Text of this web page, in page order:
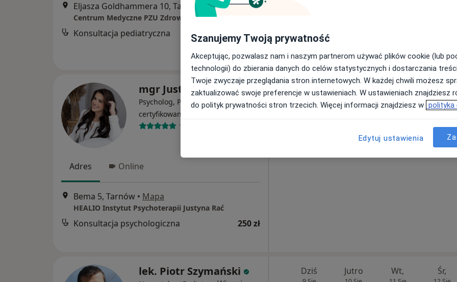
Eljasza Goldhammera 10, Tarnów Mapa
Konsultacja pediatryczna 230 zł
mgr Justyna Rać
Psycholog, Psychoterapeuta
certyfikowany
176 opinii
Adres Online
Bema 5, Tarnów • Mapa
HEALIO Instytut Psychoterapii Justyna Rać
Konsultacja psychologiczna 250 zł
Dziś Jutro Wt, Śr,
12 Sie
Umawianie online nie jest dostępne
lek. Piotr Szymański Dziś Jutro Wt, Śr,
Szanujemy Twoją prywatność
Akceptując, pozwalasz nam i naszym partnerom używać plików cookie (lub
technologii) do zbierania danych do celów statystycznych i dostarczania
Twoje zwyczaje przeglądania stron internetowych. W każdej chwili możesz
zaktualizować swoje preferencje w ustawieniach. W ustawieniach znajdziesz
do polityk prywatności stron trzecich. Więcej informacji znajdziesz w polityka
Edytuj ustawienia